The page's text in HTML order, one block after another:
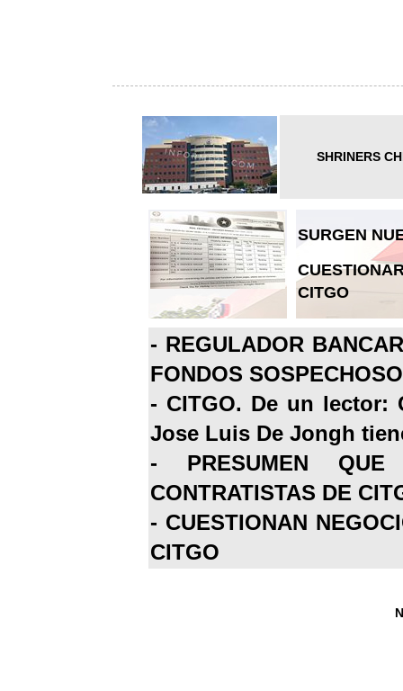
SHRINERS
SURGEN
CITGO
- REGULADOR
FONDOS
- CITGO. De un lector:
Jose Luis De Jongh
- PRESUMEN
CONTRATISTAS DE
- CUESTIONAN
CITGO